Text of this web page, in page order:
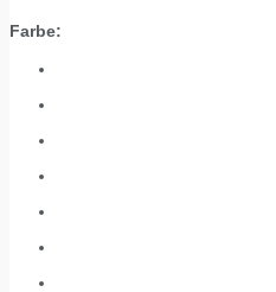
Farbe: